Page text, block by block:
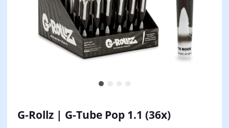
G-Rollz | G-Tube Pop 1.1 (36x)